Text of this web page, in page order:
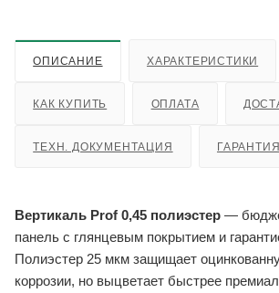
ОПИСАНИЕ ХАРАКТЕРИСТИКИ
КАК КУПИТЬ ОПЛАТА
ТЕХН. ДОКУМЕНТАЦИЯ ГАРАНТИЯ
Вертикаль Prof 0,45 полиэстер —
панель с глянцевым покрытием и
Полиэстер 25 мкм защищает
коррозии, но выцветает быстрее